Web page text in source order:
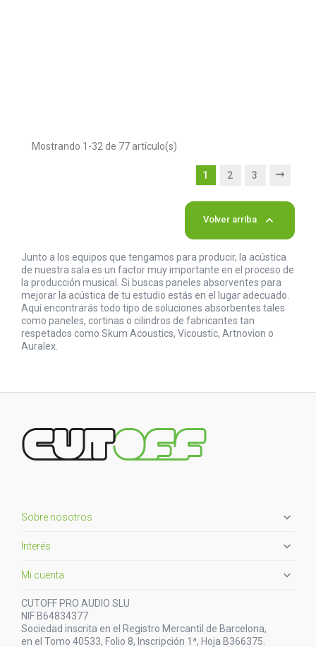
Mostrando 1-32 de 77 artículo(s)
1 2 3
Volver arriba 
Junto a los equipos que tengamos para producir, la acústica
de nuestra sala es un factor muy importante en el proceso de
la producción musical. Si buscas paneles absorventes para
mejorar la acústica de tu estudio estás en el lugar adecuado.
Aquí encontrarás todo tipo de soluciones absorbentes tales
como paneles, cortinas o cilindros de fabricantes tan
respetados como Skum Acoustics, Vicoustic, Artnovion o
Auralex.
Sobre nosotros 
Interés 
Mi cuenta 
CUTOFF PRO AUDIO SLU
NIF B64834377
Sociedad inscrita en el Registro Mercantil de Barcelona,
en el Tomo 40533, Folio 8, Inscripción 1ª, Hoja B366375.